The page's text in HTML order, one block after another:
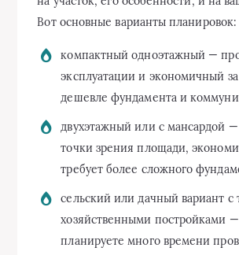
Вот основные варианты планировок:
компактный одноэтажный —
эксплуатации и экономичный
дешевле фундамента и
двухэтажный или с мансардой
точки зрения площади,
требует более сложного
сельский или дачный вариант с
хозяйственными постройками
планируете много времени